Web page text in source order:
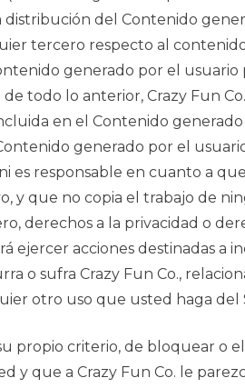
distribución del Contenido
tercero respecto al
generado por el
todo lo anterior, Crazy Fun
en el Contenido
generado por el
es responsable en cuanto a
y que no copia el trabajo de
derechos a la privacidad o
ejercer acciones destinadas a
o sufra Crazy Fun Co.,
otro uso que usted haga del
propio criterio, de bloquear
y que a Crazy Fun Co. le